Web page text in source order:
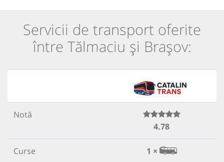
Servicii de transport oferite
între Tălmaciu și Brașov:
Notă
4.78
Curse 1 ×